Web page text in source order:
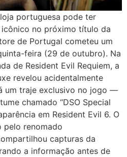
portuguesa pode ter
no próximo título da
de Portugal cometeu um
feira (29 de outubro). Na
de Resident Evil Requiem, a
revelou acidentalmente
um traje exclusivo no jogo —
chamado “DSO Special
em Resident Evil 6. O
pelo renomado
capturas da
a informação antes de